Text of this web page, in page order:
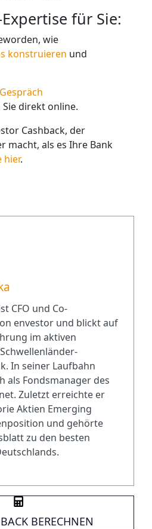
für Sie:
wie
konstruieren und
direkt online.
Cashback, der
macht, als es Ihre Bank
hier.
CFO und Co-
envestor und blickt auf
im aktiven
In seiner Laufbahn
als Fondsmanager des
Zuletzt erreichte er
Aktien Emerging
und gehörte
zu den besten
BERECHNEN